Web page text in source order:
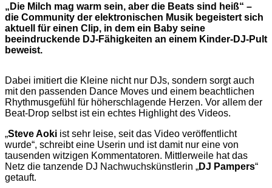
„Die Milch mag warm sein, aber die Beats sind heiß“ –
die Community der elektronischen Musik begeistert sich
aktuell für einen Clip, in dem ein Baby seine
beeindruckende DJ-Fähigkeiten an einem Kinder-DJ-Pult
beweist.
Dabei imitiert die Kleine nicht nur DJs, sondern sorgt auch
mit den passenden Dance Moves und einem beachtlichen
Rhythmusgefühl für höherschlagende Herzen. Vor allem der
Beat-Drop selbst ist ein echtes Highlight des Videos.
„Steve Aoki ist sehr leise, seit das Video veröffentlicht
wurde“, schreibt eine Userin und ist damit nur eine von
tausenden witzigen Kommentatoren. Mittlerweile hat das
Netz die tanzende DJ Nachwuchskünstlerin „DJ Pampers“
getauft.